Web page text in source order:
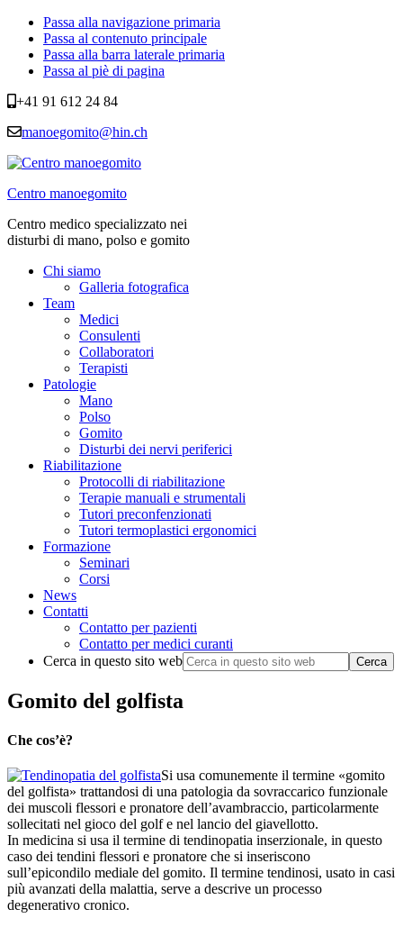
Passa alla navigazione primaria
Passa al contenuto principale
Passa alla barra laterale primaria
Passa al piè di pagina
+41 91 612 24 84
manoegomito@hin.ch
Centro manoegomito
Centro medico specializzato nei
disturbi di mano, polso e gomito
Chi siamo
Galleria fotografica
Team
Medici
Consulenti
Collaboratori
Terapisti
Patologie
Mano
Polso
Gomito
Disturbi dei nervi periferici
Riabilitazione
Protocolli di riabilitazione
Terapie manuali e strumentali
Tutori preconfenzionati
Tutori termoplastici ergonomici
Formazione
Seminari
Corsi
News
Contatti
Contatto per pazienti
Contatto per medici curanti
Cerca in questo sito web
Gomito del golfista
Che cos’è?
Si usa comunemente il termine «gomito
del golfista» trattandosi di una patologia da sovraccarico funzionale
dei muscoli flessori e pronatore dell’avambraccio, particolarmente
sollecitati nel gioco del golf e nel lancio del giavellotto.
In medicina si usa il termine di tendinopatia inserzionale, in questo
caso dei tendini flessori e pronatore che si inseriscono
sull’epicondilo mediale del gomito. Il termine tendinosi, usato in casi
più avanzati della malattia, serve a descrive un processo
degenerativo cronico.